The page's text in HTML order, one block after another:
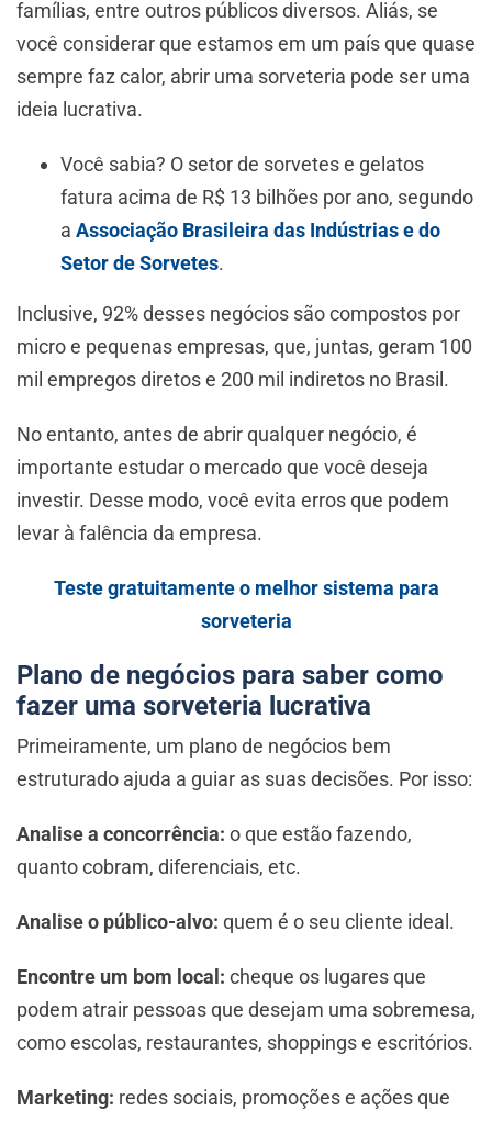
famílias, entre outros públicos diversos. Aliás, se
você considerar que estamos em um país que quase
sempre faz calor, abrir uma sorveteria pode ser uma
ideia lucrativa.
Você sabia? O setor de sorvetes e gelatos
fatura acima de R$ 13 bilhões por ano, segundo
a Associação Brasileira das Indústrias e do
Setor de Sorvetes.
Inclusive, 92% desses negócios são compostos por
micro e pequenas empresas, que, juntas, geram 100
mil empregos diretos e 200 mil indiretos no Brasil.
No entanto, antes de abrir qualquer negócio, é
importante estudar o mercado que você deseja
investir. Desse modo, você evita erros que podem
levar à falência da empresa.
Teste gratuitamente o melhor sistema para
sorveteria
Plano de negócios para saber como
fazer uma sorveteria lucrativa
Primeiramente, um plano de negócios bem
estruturado ajuda a guiar as suas decisões. Por isso:
Analise a concorrência: o que estão fazendo,
quanto cobram, diferenciais, etc.
Analise o público-alvo: quem é o seu cliente ideal.
Encontre um bom local: cheque os lugares que
podem atrair pessoas que desejam uma sobremesa,
como escolas, restaurantes, shoppings e escritórios.
Marketing: redes sociais, promoções e ações que